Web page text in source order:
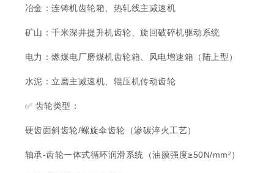
冶金：连铸机齿轮箱、热轧线主减速机
矿山：千米深井提升机齿轮、旋回破碎机驱动系统
电力：燃煤电厂磨煤机齿轮箱、风电增速箱（陆上型）
水泥：立磨主减速机、辊压机传动齿轮
✅ 齿轮类型：
硬齿面斜齿轮/螺旋伞齿轮（渗碳淬火工艺）
轴承-齿轮一体式循环润滑系统（油膜强度≥50N/mm²）